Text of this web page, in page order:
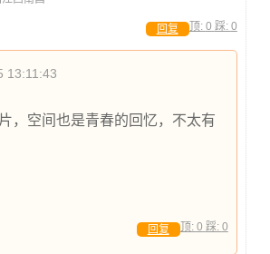
顶: 0 踩: 0
回复
13:11:43
，空间也是青春的回忆，不太有
顶: 0 踩: 0
回复